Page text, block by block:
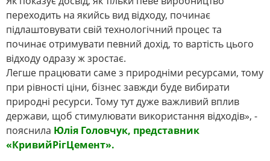
переходить на якийсь вид відходу, починає
підлаштовувати свій технологічний процес та
починає отримувати певний дохід, то вартість цього
відходу одразу ж зростає.
Легше працювати саме з природніми ресурсами, тому
при рівності ціни, бізнес завжди буде вибирати
природні ресурси. Тому тут дуже важливий вплив
держави, щоб стимулювати використання відходів», -
пояснила Юлія Головчук, представник
«КривийРігЦемент».